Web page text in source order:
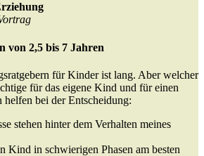
2,5 bis 7 Jahren
für Kinder ist lang. Aber welcher
für das eigene Kind und für einen
helfen bei der Entscheidung:
stehen hinter dem Verhalten meines
Kind in schwierigen Phasen am besten